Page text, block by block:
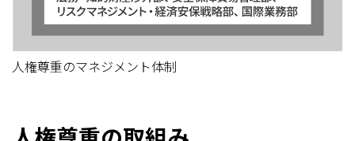
人権尊重のマネジメント体制